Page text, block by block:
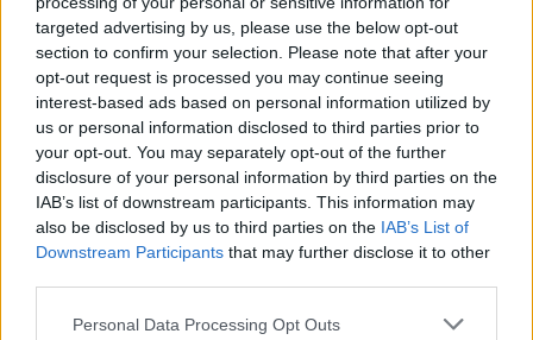
targeted advertising by us, please use the below opt-out
section to confirm your selection. Please note that after your
opt-out request is processed you may continue seeing
interest-based ads based on personal information utilized by
us or personal information disclosed to third parties prior to
your opt-out. You may separately opt-out of the further
disclosure of your personal information by third parties on the
IAB’s list of downstream participants. This information may
also be disclosed by us to third parties on the IAB’s List of
Downstream Participants that may further disclose it to other
Please note that this website/app uses one or more Google
Personal Data Processing Opt Outs
θα είχαμε σηματοδότηση και τηλεδιοιίκηση
αλλά ούτε καν σύμβαση ούτε τον
Φεβρουάριο του 2023 ούτε τον Σεπτέμβριο
του 2023. «Άρα αποφασίστε γιατί φταίω,
ολοκληρώθηκε ή όχι η σύμβαση γιατί και τα
δύο δεν μπορούν να συμβαίνουν», επισήμανε,
υπογραμμίζοντας ότι το 2016 έπρεπε να είχε
ολοκληρωθεί και τελικά ολοκληρώθηκε το
Σεπτέμβριο του 2023. «Το προχωρήσαμε
αποφασίστηκα και ολοκληρώθηκε από την